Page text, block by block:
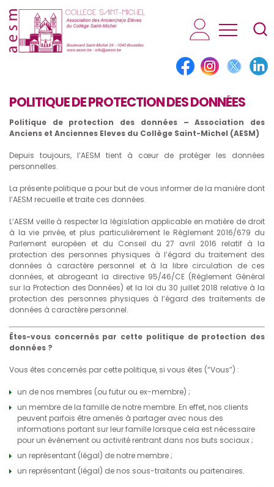
AESM...
POLITIQUE DE PROTECTION DES DONNÉES
Politique de protection des données – Association des
Anciens et Anciennes Eleves du Collège Saint-Michel (AESM)
Depuis toujours, l’AESM tient à cœur de protéger les données
personnelles.
La présente politique a pour but de vous informer de la manière dont
l’AESM recueille et traite ces données.
L’AESM veille à respecter la législation applicable en matière de droit
à la vie privée, et plus particulièrement le Règlement 2016/679 du
Parlement européen et du Conseil du 27 avril 2016 relatif à la
protection des personnes physiques à l’égard du traitement des
données à caractère personnel et à la libre circulation de ces
données, et abrogeant la directive 95/46/CE (Règlement Général
sur la Protection des Données) et la loi du 30 juillet 2018 relative à la
protection des personnes physiques à l’égard des traitements de
données à caractère personnel.
Êtes-vous concernés par cette politique de protection des
données ?
Vous êtes concernés par cette politique, si vous êtes (“Vous”) :
un de nos membres (ou futur ou ex-membre) ;
un membre de la famille de notre membre. En effet, nos clients
peuvent parfois être amenés à partager avec nous des
informations portant sur leur famille lorsque cela est nécessaire
pour un événement ou activité rentrant dans nos buts sociaux ;
un représentant (légal) de notre membre ;
un représentant (légal) de nos sous-traitants ou partenaires.